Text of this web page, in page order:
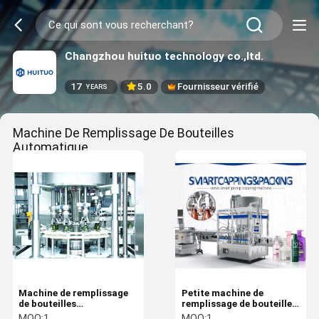
Changzhou huituo technology co.,ltd.
17 YEARS 5.0 Fournisseur vérifié
Machine De Remplissage De Bouteilles
Automatique
Machine de remplissage
de bouteilles
automatique quotidienne
Petite machine de
remplissage de bouteilles
automatique de